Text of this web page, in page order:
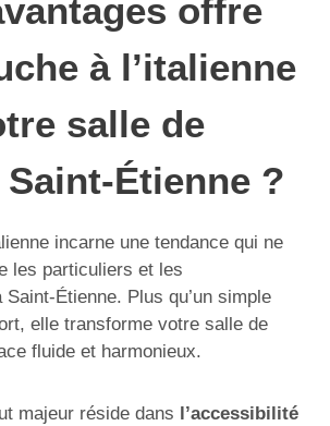
offre
à l’italienne
salle de
Étienne ?
incarne une tendance qui ne
les particuliers et les
Étienne. Plus qu’un simple
elle transforme votre salle de
fluide et harmonieux.
majeur réside dans l’accessibilité